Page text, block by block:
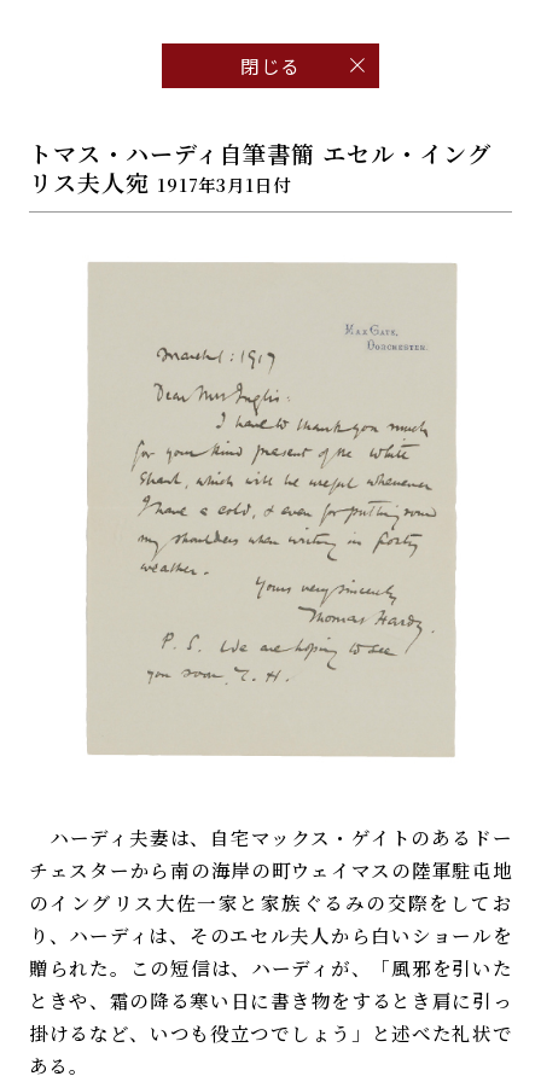
閉じる
トマス・ハーディ自筆書簡 エセル・イング
リス夫人宛 1917年3月1日付
ハーディ夫妻は、自宅マックス・ゲイトのあるドー
チェスターから南の海岸の町ウェイマスの陸軍駐屯地
のイングリス大佐一家と家族ぐるみの交際をしてお
り、ハーディは、そのエセル夫人から白いショールを
贈られた。この短信は、ハーディが、「風邪を引いた
ときや、霜の降る寒い日に書き物をするとき肩に引っ
掛けるなど、いつも役立つでしょう」と述べた礼状で
ある。